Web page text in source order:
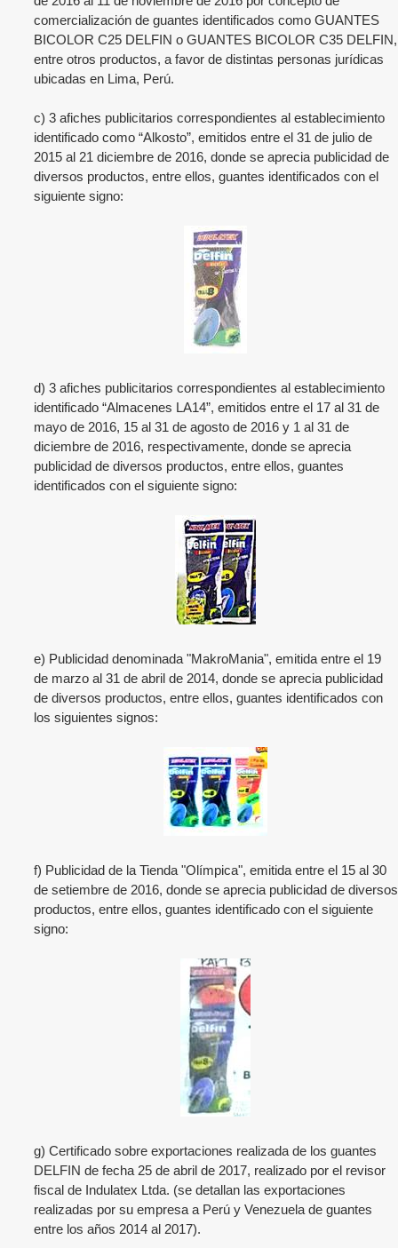
comercialización de guantes identificados como GUANTES
BICOLOR C25 DELFIN o GUANTES BICOLOR C35 DELFIN,
entre otros productos, a favor de distintas personas jurídicas
ubicadas en Lima, Perú.
c) 3 afiches publicitarios correspondientes al establecimiento
identificado como “Alkosto”, emitidos entre el 31 de julio de
2015 al 21 diciembre de 2016, donde se aprecia publicidad de
diversos productos, entre ellos, guantes identificados con el
siguiente signo:
d) 3 afiches publicitarios correspondientes al establecimiento
identificado “Almacenes LA14”, emitidos entre el 17 al 31 de
mayo de 2016, 15 al 31 de agosto de 2016 y 1 al 31 de
diciembre de 2016, respectivamente, donde se aprecia
publicidad de diversos productos, entre ellos, guantes
identificados con el siguiente signo:
e) Publicidad denominada "MakroMania", emitida entre el 19
de marzo al 31 de abril de 2014, donde se aprecia publicidad
de diversos productos, entre ellos, guantes identificados con
los siguientes signos:
f) Publicidad de la Tienda "Olímpica", emitida entre el 15 al 30
de setiembre de 2016, donde se aprecia publicidad de diversos
productos, entre ellos, guantes identificado con el siguiente
signo:
g) Certificado sobre exportaciones realizada de los guantes
DELFIN de fecha 25 de abril de 2017, realizado por el revisor
fiscal de Indulatex Ltda. (se detallan las exportaciones
realizadas por su empresa a Perú y Venezuela de guantes
entre los años 2014 al 2017).